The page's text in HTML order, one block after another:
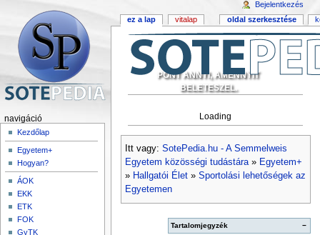
PONT ANNYI, AMENNYIT
BELETESZEL.
Loading
Itt vagy: SotePedia.hu - A Semmelweis
Egyetem közösségi tudástára» Egyetem+
» Hallgatói Élet» Sportolási lehetőségek az
Egyetemen
−
Tartalomjegyzék
ez a lap vitalap oldal szerkesztése
Bejelentkezés
navigáció
Kezdőlap
Egyetem+
Hogyan?
ÁOK
EKK
ETK
FOK
GyTK